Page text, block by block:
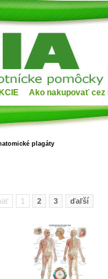
Ako nakupovať cez
plagáty
1 2 3 ďaľší